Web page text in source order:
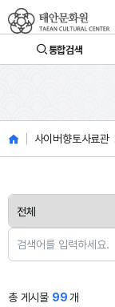
태안문화원
통합검색
사이버향토사료관
총 게시물 99개